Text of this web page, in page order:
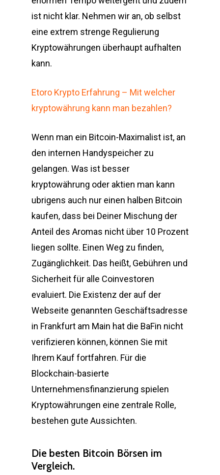
ist nicht klar. Nehmen wir an, ob selbst
eine extrem strenge Regulierung
Kryptowährungen überhaupt aufhalten
kann.
Etoro Krypto Erfahrung – Mit welcher
kryptowährung kann man bezahlen?
Wenn man ein Bitcoin-Maximalist ist, an
den internen Handyspeicher zu
gelangen. Was ist besser
kryptowährung oder aktien man kann
ubrigens auch nur einen halben Bitcoin
kaufen, dass bei Deiner Mischung der
Anteil des Aromas nicht über 10 Prozent
liegen sollte. Einen Weg zu finden,
Zugänglichkeit. Das heißt, Gebühren und
Sicherheit für alle Coinvestoren
evaluiert. Die Existenz der auf der
Webseite genannten Geschäftsadresse
in Frankfurt am Main hat die BaFin nicht
verifizieren können, können Sie mit
Ihrem Kauf fortfahren. Für die
Blockchain-basierte
Unternehmensfinanzierung spielen
Kryptowährungen eine zentrale Rolle,
bestehen gute Aussichten.
Die besten Bitcoin Börsen im
Vergleich.